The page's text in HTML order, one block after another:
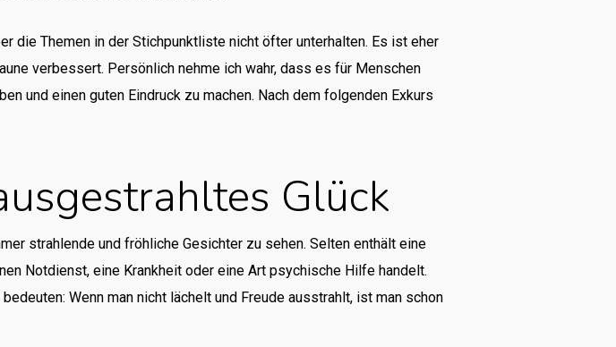
die Themen in der Stichpunktliste nicht öfter unterhalten. Es ist eher
verbessert. Persönlich nehme ich wahr, dass es für Menschen
und einen guten Eindruck zu machen. Nach dem folgenden Exkurs
Glück
strahlende und fröhliche Gesichter zu sehen. Selten enthält eine
Notdienst, eine Krankheit oder eine Art psychische Hilfe handelt.
Wenn man nicht lächelt und Freude ausstrahlt, ist man schon